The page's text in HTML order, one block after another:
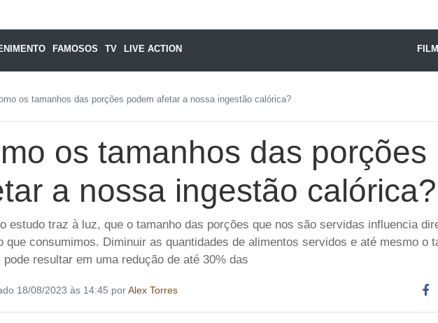
FAMOSOS TV LIVE ACTION
os tamanhos das porções podem afetar a nossa ingestão calórica?
os tamanhos das porções
a nossa ingestão calórica?
estudo traz à luz, que o tamanho das porções que nos são servidas influencia
que consumimos. Diminuir as quantidades de alimentos servidos e até mesmo o
pode resultar em uma redução de até 30% das
18/08/2023 às 14:45 porAlex Torres